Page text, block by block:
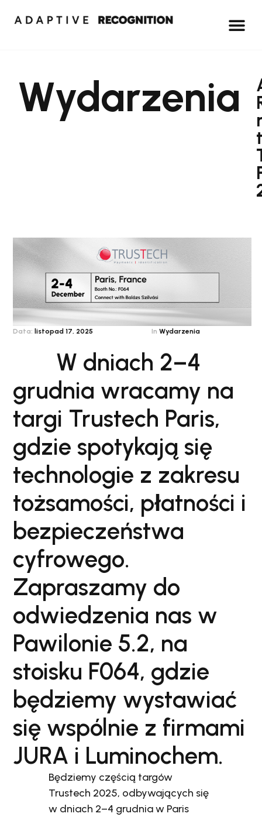
Wydarzenia
Data: listopad 17, 2025 In Wydarzenia
W dniach 2–4
grudnia wracamy na
targi Trustech Paris,
gdzie spotykają się
technologie z zakresu
tożsamości, płatności i
bezpieczeństwa
cyfrowego.
Zapraszamy do
odwiedzenia nas w
Pawilonie 5.2, na
stoisku F064, gdzie
będziemy wystawiać
się wspólnie z firmami
JURA i Luminochem.
Będziemy częścią targów
Trustech 2025, odbywających się
w dniach 2–4 grudnia w Paris